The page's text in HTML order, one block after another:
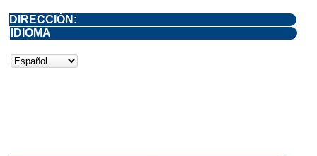
DIRECCIÓN:
IDIOMA